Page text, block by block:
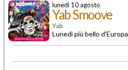
lunedì 10 agosto
Yab Smoove
Yab
Lunedì più bello d'Europa